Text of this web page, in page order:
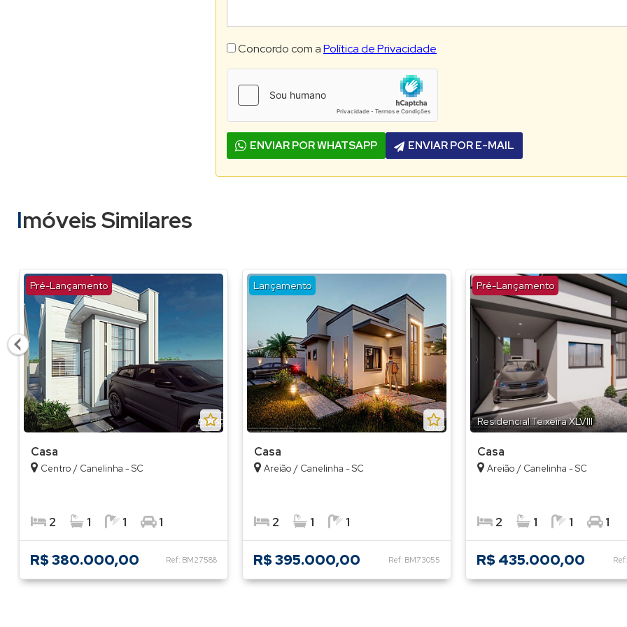
Concordo com aPolítica de Privacidade
ENVIAR POR WHATSAPP ENVIAR POR E-MAIL
Imóveis Similares
Pré-Lançamento
Ref: BM27588
Casa
Centro / Canelinha - SC
R$ 380.000,00
2 1 1 1
Lançamento
Ref: BM73055
Casa
Areião / Canelinha - SC
R$ 395.000,00
2 1 1
Pré-Lançamento
Residencial Teixeira XLVIII
Casa
Areião / Canelinha - SC
R$ 435.000,00
2 1 1 1